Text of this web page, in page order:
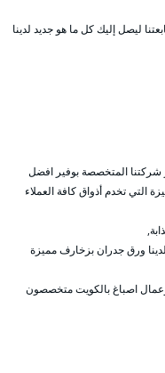
ليصل إليك كل ما هو جديد لدينا
المتخصصة بوفير افضل
التي تخدم أذواق كافة العملاء
ورق جدران بزخارف مميزة
اصباغ بالكويت متخصصون